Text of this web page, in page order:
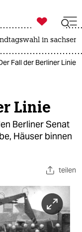

taz zahl ich
in
Fall der Berliner Linie
Linie
Berliner Senat
Häuser binnen
teilen